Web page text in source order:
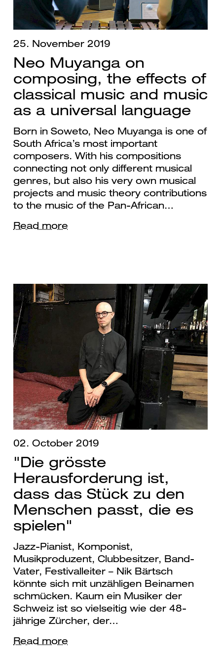
25. November 2019
Neo Muyanga on
composing, the effects of
classical music and music
as a universal language
Born in Soweto, Neo Muyanga is one of
South Africa’s most important
composers. With his compositions
connecting not only different musical
genres, but also his very own musical
projects and music theory contributions
to the music of the Pan-African…
Read more
02. October 2019
"Die grösste
Herausforderung ist,
dass das Stück zu den
Menschen passt, die es
spielen"
Jazz-Pianist, Komponist,
Musikproduzent, Clubbesitzer, Band-
Vater, Festivalleiter – Nik Bärtsch
könnte sich mit unzähligen Beinamen
schmücken. Kaum ein Musiker der
Schweiz ist so vielseitig wie der 48-
jährige Zürcher, der…
Read more